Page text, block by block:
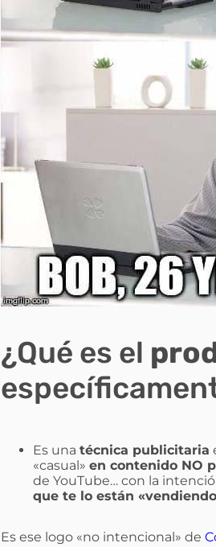
¿Qué es el
Es una técnica publicitaria
«casual» en contenido NO
de YouTube… con la
que te lo están
Es ese logo «no intencional» de